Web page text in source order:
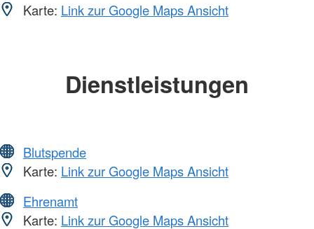
Karte: Link zur Google Maps Ansicht
Dienstleistungen
Blutspende
Karte: Link zur Google Maps Ansicht
Ehrenamt
Karte: Link zur Google Maps Ansicht